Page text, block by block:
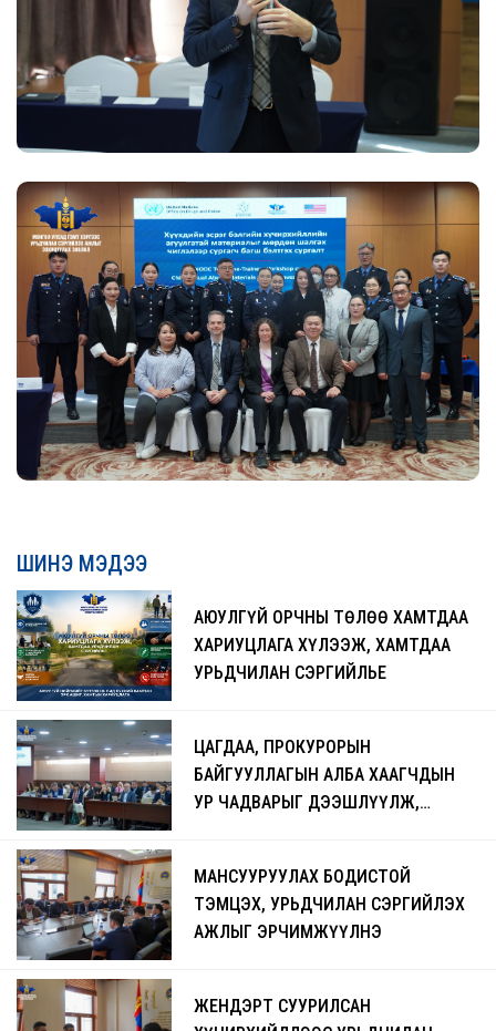
ШИНЭ МЭДЭЭ
АЮУЛГҮЙ ОРЧНЫ ТӨЛӨӨ ХАМТДАА
ХАРИУЦЛАГА ХҮЛЭЭЖ, ХАМТДАА
УРЬДЧИЛАН СЭРГИЙЛЬЕ
ЦАГДАА, ПРОКУРОРЫН
БАЙГУУЛЛАГЫН АЛБА ХААГЧДЫН
УР ЧАДВАРЫГ ДЭЭШЛҮҮЛЖ,
МАНСУУРУУЛАХ БОДИСТОЙ
ТЭМЦЭХ, УРЬДЧИЛАН СЭРГИЙЛЭХ
АЖЛЫГ ЭРЧИМЖҮҮЛНЭ
ЖЕНДЭРТ СУУРИЛСАН